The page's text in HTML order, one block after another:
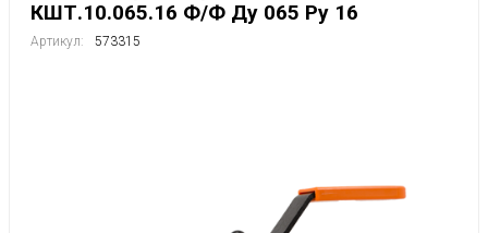
КШТ.10.065.16 Ф/Ф Ду 065 Ру 16
Артикул: 573315